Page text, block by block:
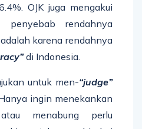
OJK juga mengakui
rendahnya
karena rendahnya
di Indonesia.
untuk men-“judge”
ingin menekankan
menabung perlu